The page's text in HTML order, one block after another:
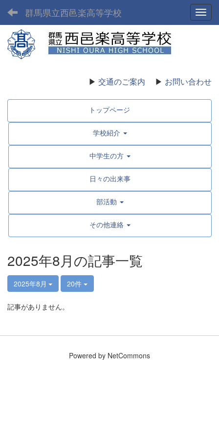
群馬県立西邑楽高等学校
▶ 交通のご案内 ▶ お問い合わせ
トップページ
学校紹介
中学生の方
日々の出来事
部活動
その他連絡
2025年8月の記事一覧
2025年8月 20件
記事がありません。
Powered by NetCommons